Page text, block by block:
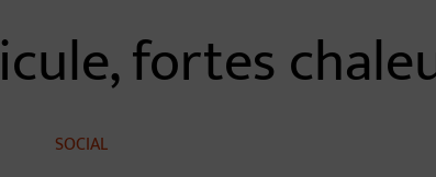
fortes chaleurs : la Ville à vos côtés !
fortes
SOCIAL